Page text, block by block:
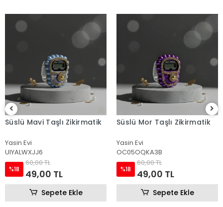
Süslü Mor Taşlı Zikirmatik
Yasin Evi
OC05OQKA3B
%18
60,00 TL
49,00 TL
Sepete Ekle
Süslü Pembe Taşlı
Yasin Evi
7QP961P477
%18
60,00 TL
49,00 TL
Sepete Ekle